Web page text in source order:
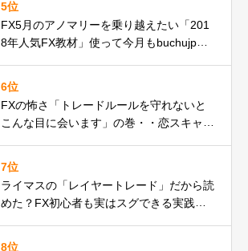
5位
FX5月のアノマリーを乗り越えたい「201
8年人気FX教材」使って今月もbuchujpチ
6位
FXの怖さ「トレードルールを守れないと
こんな目に会います」の巻・・恋スキャF
7位
ライマスの「レイヤートレード」だから読
めた？FX初心者も実はスグできる実践動
8位